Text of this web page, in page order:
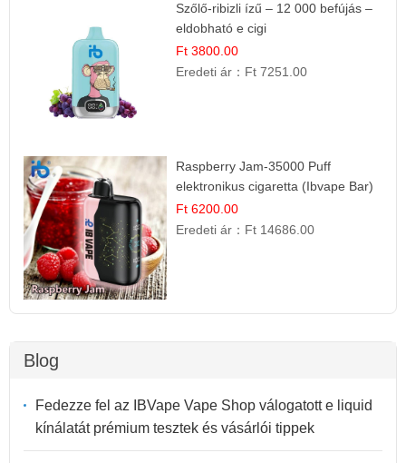
Szőlő-ribizli ízű – 12 000 befújás –
eldobható e cigi
Ft 3800.00
Eredeti ár： Ft 7251.00
Raspberry Jam-35000 Puff
elektronikus cigaretta (Ibvape Bar)
Ft 6200.00
Eredeti ár： Ft 14686.00
Blog
Fedezze fel az IBVape Vape Shop válogatott e liquid
kínálatát prémium tesztek és vásárlói tippek